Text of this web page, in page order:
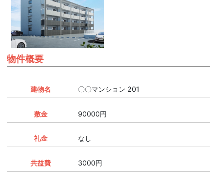
物件概要
建物名 〇〇マンション 201
敷金 90000円
礼金 なし
共益費 3000円